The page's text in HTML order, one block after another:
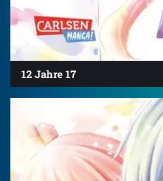
12 Jahre 17